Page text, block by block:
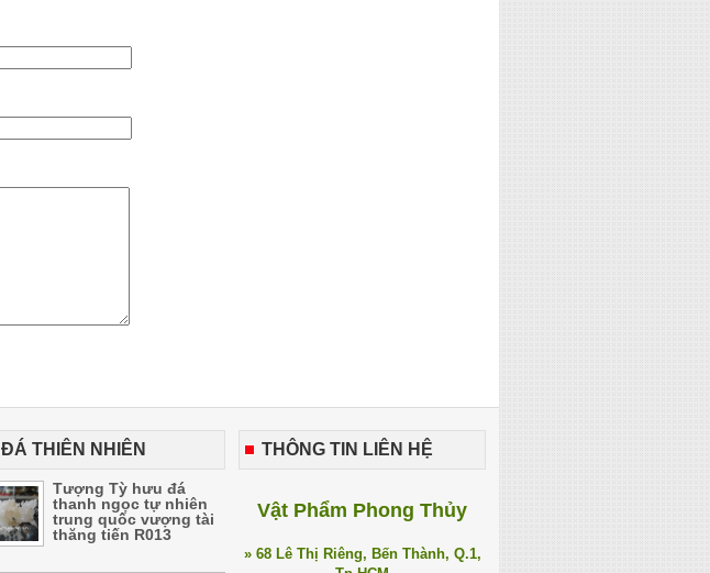
ĐÁ THIÊN NHIÊN
Tượng Tỳ hưu đá
thanh ngọc tự nhiên
trung quốc vượng tài
thăng tiến R013
THÔNG TIN LIÊN HỆ
Vật Phẩm Phong Thủy
» 68 Lê Thị Riêng, Bến Thành, Q.1,